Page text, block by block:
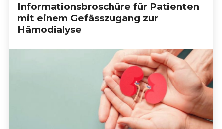
Informationsbroschüre für Patienten
mit einem Gefässzugang zur
Hämodialyse